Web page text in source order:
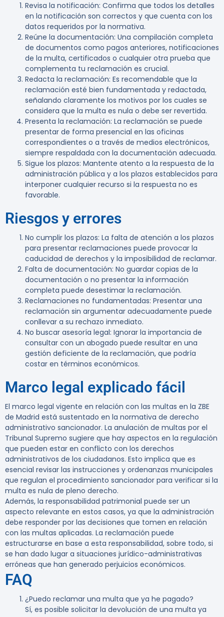
Revisa la notificación: Confirma que todos los detalles
en la notificación son correctos y que cuenta con los
datos requeridos por la normativa.
Reúne la documentación: Una compilación completa
de documentos como pagos anteriores, notificaciones
de la multa, certificados o cualquier otra prueba que
complementa tu reclamación es crucial.
Redacta la reclamación: Es recomendable que la
reclamación esté bien fundamentada y redactada,
señalando claramente los motivos por los cuales se
considera que la multa es nula o debe ser revertida.
Presenta la reclamación: La reclamación se puede
presentar de forma presencial en las oficinas
correspondientes o a través de medios electrónicos,
siempre respaldada con la documentación adecuada.
Sigue los plazos: Mantente atento a la respuesta de la
administración pública y a los plazos establecidos para
interponer cualquier recurso si la respuesta no es
favorable.
Riesgos y errores
No cumplir los plazos: La falta de atención a los plazos
para presentar reclamaciones puede provocar la
caducidad de derechos y la imposibilidad de reclamar.
Falta de documentación: No guardar copias de la
documentación o no presentar la información
completa puede desestimar la reclamación.
Reclamaciones no fundamentadas: Presentar una
reclamación sin argumentar adecuadamente puede
conllevar a su rechazo inmediato.
No buscar asesoría legal: Ignorar la importancia de
consultar con un abogado puede resultar en una
gestión deficiente de la reclamación, que podría
costar en términos económicos.
Marco legal explicado fácil
El marco legal vigente en relación con las multas en la ZBE
de Madrid está sustentado en la normativa de derecho
administrativo sancionador. La anulación de multas por el
Tribunal Supremo sugiere que hay aspectos en la regulación
que pueden estar en conflicto con los derechos
administrativos de los ciudadanos. Esto implica que es
esencial revisar las instrucciones y ordenanzas municipales
que regulan el procedimiento sancionador para verificar si la
multa es nula de pleno derecho.
Además, la responsabilidad patrimonial puede ser un
aspecto relevante en estos casos, ya que la administración
debe responder por las decisiones que tomen en relación
con las multas aplicadas. La reclamación puede
estructurarse en base a esta responsabilidad, sobre todo, si
se han dado lugar a situaciones jurídico-administrativas
erróneas que han generado perjuicios económicos.
FAQ
¿Puedo reclamar una multa que ya he pagado?
Sí, es posible solicitar la devolución de una multa ya